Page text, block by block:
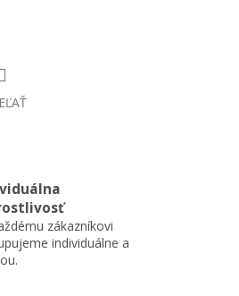
zákazníkovi
individuálne a